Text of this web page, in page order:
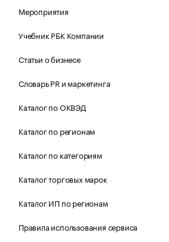
Мероприятия
Учебник РБК Компании
Статьи о бизнесе
Словарь PR и маркетинга
Каталог по ОКВЭД
Каталог по регионам
Каталог по категориям
Каталог торговых марок
Каталог ИП по регионам
Правила использования сервиса